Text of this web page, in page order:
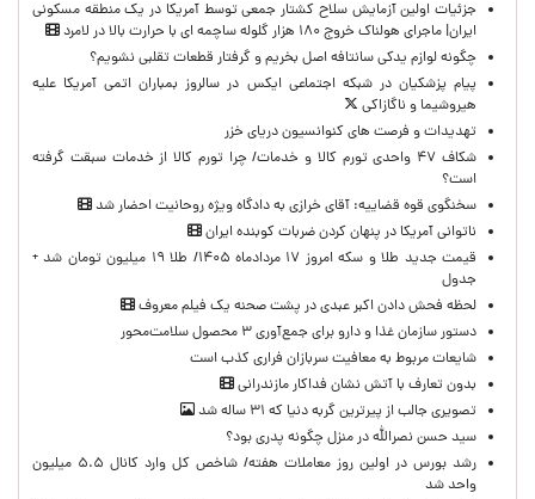
جزئیات اولین آزمایش سلاح کشتار جمعی توسط آمریکا در یک منطقه مسکونی
ایران| ماجرای هولناک خروج ۱۸۰ هزار گلوله ساچمه ای با حرارت بالا در لامرد
چگونه لوازم یدکی سانتافه اصل بخریم و گرفتار قطعات تقلبی نشویم؟
پیام پزشکیان در شبکه اجتماعی ایکس در سالروز بمباران اتمی آمریکا علیه
هیروشیما و ناگازاکی
تهدیدات و فرصت های کنوانسیون دریای خزر
شکاف ۴۷ واحدی تورم کالا و خدمات/ چرا تورم کالا از خدمات سبقت گرفته
است؟
سخنگوی قوه قضاییه: آقای خرازی به دادگاه ویژه روحانیت احضار شد
ناتوانی آمریکا در پنهان کردن ضربات کوبنده ایران
قیمت جدید طلا و سکه امروز ۱۷ مردادماه ۱۴۰۵/ طلا ۱۹ میلیون تومان شد +
جدول
لحظه‌ فحش دادن اکبر عبدی در پشت صحنه یک فیلم معروف
دستور سازمان غذا و دارو برای جمع‌آوری ۳ محصول سلامت‌محور
شایعات مربوط به معافیت سربازان فراری کذب است
بدون تعارف با آتش نشان فداکار مازندرانی
تصویری جالب از پیرترین گربه دنیا که ۳۱ ساله شد
سید حسن نصرالله در منزل چگونه پدری بود؟
رشد بورس در اولین روز معاملات هفته/ شاخص کل وارد کانال ۵.۵ میلیون
واحد شد